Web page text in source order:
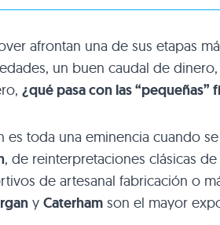
afrontan una de sus etapas
un buen caudal de
¿qué pasa con las “pequeñas”
es toda una eminencia cuando
, de reinterpretaciones clásicas
de artesanal fabricación o
y Caterham son el mayor